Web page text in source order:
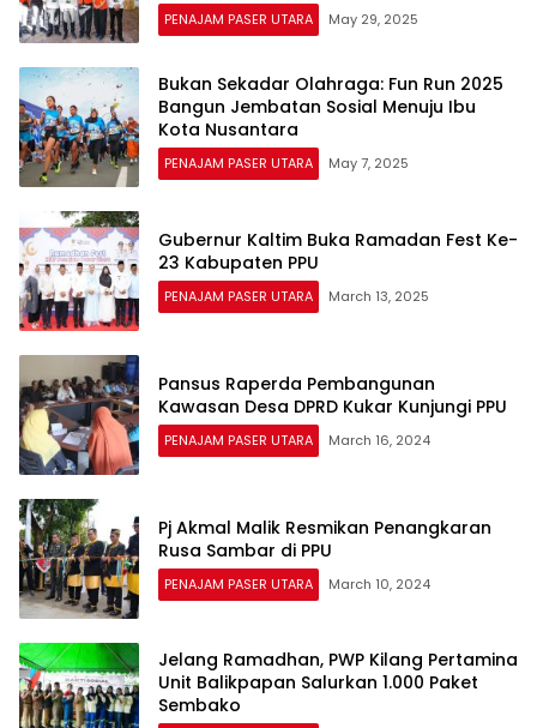
PENAJAM PASER UTARA May 29, 2025
Bukan Sekadar Olahraga: Fun Run 2025
Bangun Jembatan Sosial Menuju Ibu
Kota Nusantara
PENAJAM PASER UTARA May 7, 2025
Gubernur Kaltim Buka Ramadan Fest Ke-
23 Kabupaten PPU
PENAJAM PASER UTARA March 13, 2025
Pansus Raperda Pembangunan
Kawasan Desa DPRD Kukar Kunjungi PPU
PENAJAM PASER UTARA March 16, 2024
Pj Akmal Malik Resmikan Penangkaran
Rusa Sambar di PPU
PENAJAM PASER UTARA March 10, 2024
Jelang Ramadhan, PWP Kilang Pertamina
Unit Balikpapan Salurkan 1.000 Paket
Sembako